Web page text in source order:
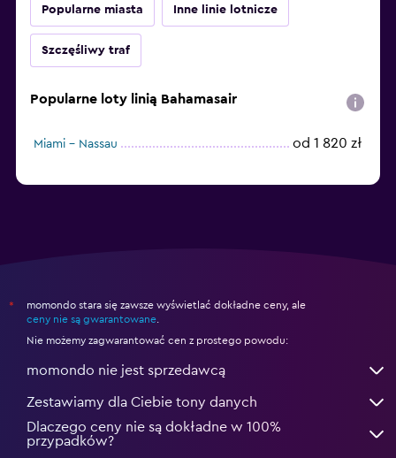
Popularne miasta Inne linie lotnicze
Szczęśliwy traf
Popularne loty linią Bahamasair
Miami - Nassau od 1 820 zł
*
momondo stara się zawsze wyświetlać dokładne ceny, ale
ceny nie są gwarantowane
Nie możemy zagwarantować cen z prostego powodu:
momondo nie jest sprzedawcą
Zestawiamy dla Ciebie tony danych
Dlaczego ceny nie są dokładne w 100%
przypadków?